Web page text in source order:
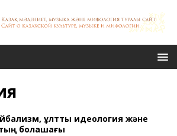
ұлттық идеология және
болашағы